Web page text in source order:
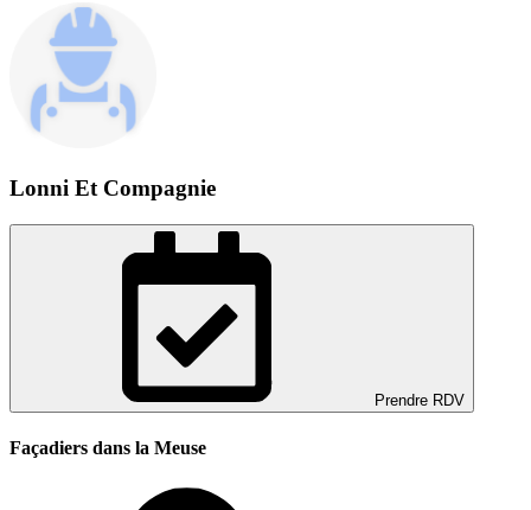
Lonni Et Compagnie
Prendre RDV
Façadiers dans la Meuse